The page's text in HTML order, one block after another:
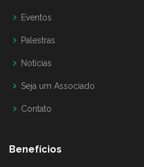
Eventos
Palestras
Notícias
Seja um Associado
Contato
Benefícios